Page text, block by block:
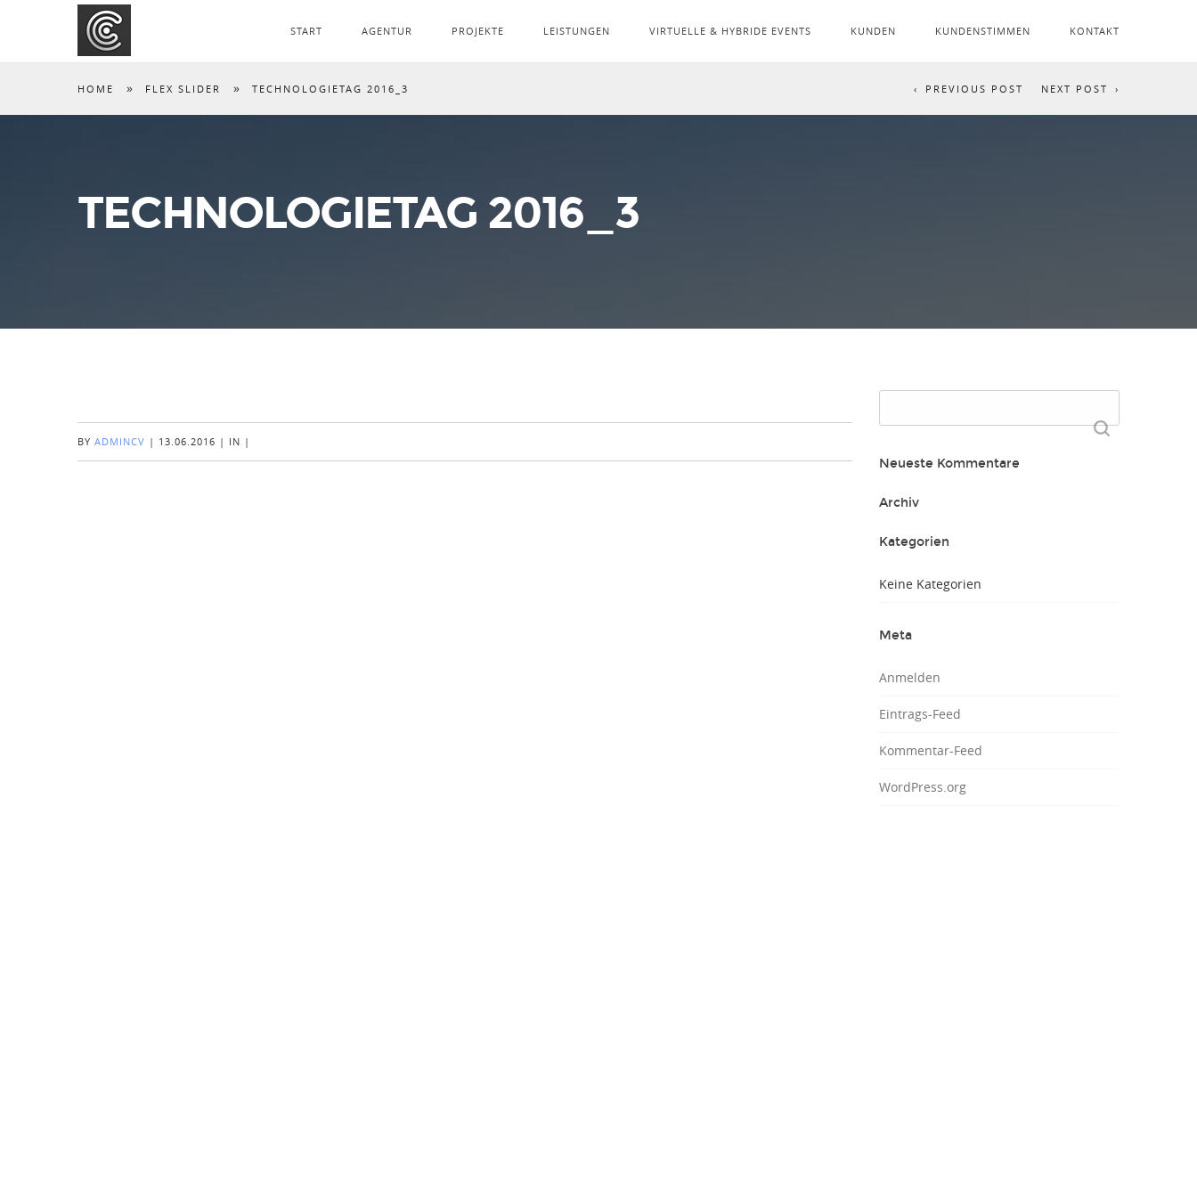
START AGENTUR PROJEKTE LEISTUNGEN VIRTUELLE & HYBRIDE EVENTS KUNDEN KUNDENSTIMMEN KONTAKT
HOME » FLEX SLIDER » TECHNOLOGIETAG 2016_3 NEXT POST
PREVIOUS POST
TECHNOLOGIETAG 2016_3
BY ADMINCV | 13.06.2016 | IN |
nach:
Neueste Kommentare
Archiv
Kategorien
Keine Kategorien
Meta
Anmelden
Eintrags-Feed
Kommentar-Feed
WordPress.org